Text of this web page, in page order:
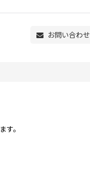
お問い合わせ
。